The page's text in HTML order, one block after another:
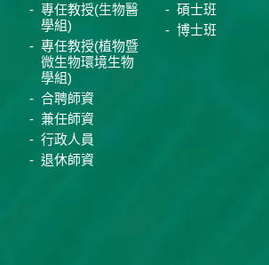
專任教授(生物醫
學組)
專任教授(植物暨
微生物環境生物
學組)
合聘師資
兼任師資
行政人員
退休師資
碩士班
博士班